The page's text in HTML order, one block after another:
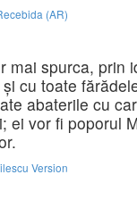
(AR)
mai spurca, prin
cu toate
abaterile cu
ei vor fi poporul
Version